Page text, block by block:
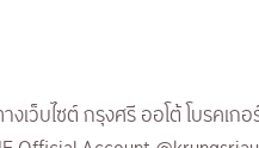
เว็บไซต์ กรุงศรี ออโต้ โบรคเกอ